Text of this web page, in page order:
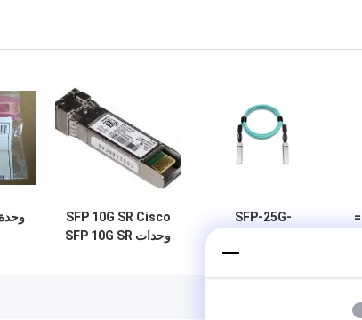
SFP-25G-AOC7M=
SFP-25G-
25G AOC10M=
SFP 10G SR Cisco
وحدات SFP 10G SR